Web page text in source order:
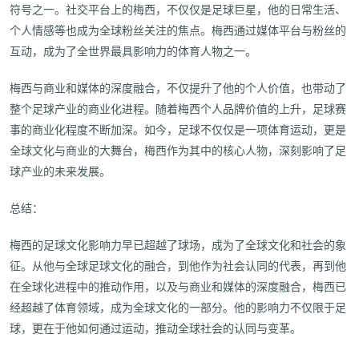
符号之一。社交平台上的梅西，不仅仅是足球巨星，他的日常生活、
个人情感等也成为全球粉丝关注的焦点。梅西通过媒体平台与粉丝的
互动，成为了全世界最具影响力的体育人物之一。
梅西与商业和媒体的深度融合，不仅提升了他的个人价值，也带动了
整个足球产业的商业化进程。随着梅西个人品牌价值的上升，足球赛
事的商业化程度不断加深。如今，足球不仅仅是一项体育运动，更是
全球文化与商业的大舞台，梅西作为其中的核心人物，深刻影响了足
球产业的未来发展。
总结：
梅西的足球文化影响力早已超越了球场，成为了全球文化和社会的象
征。从他与全球足球文化的融合，到他作为社会认同的代表，再到他
在全球化进程中的推动作用，以及与商业和媒体的深度融合，梅西已
经超越了体育领域，成为全球文化的一部分。他的影响力不仅限于足
球，更在于他如何通过运动，推动全球社会的认同与变革。